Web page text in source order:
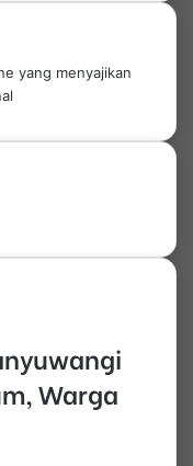
yang menyajikan
Warga